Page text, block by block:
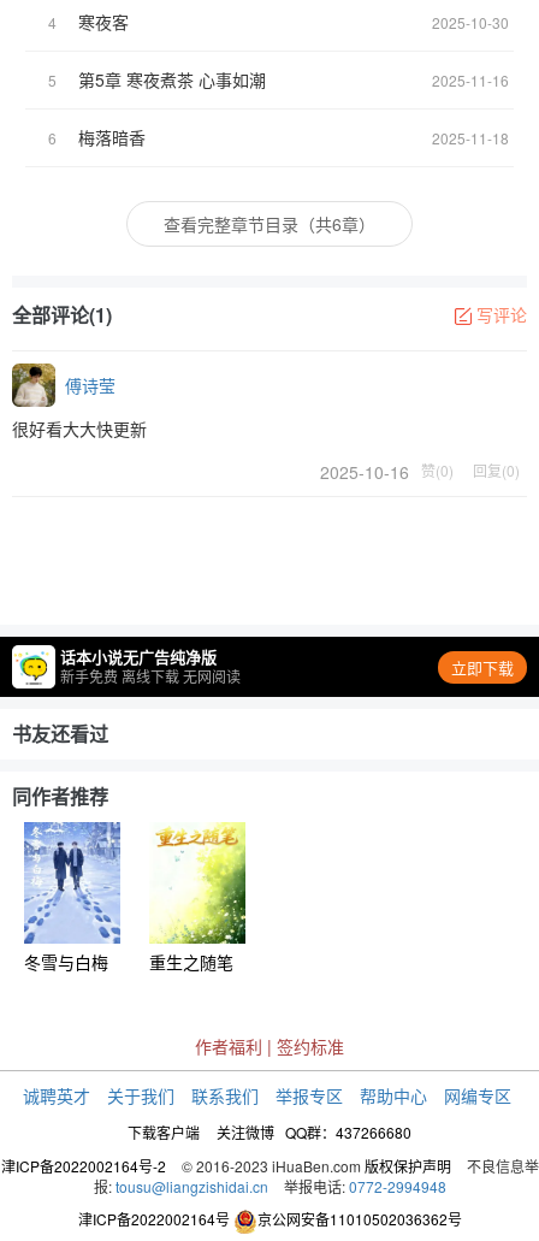
4 寒夜客 2025-10-30
5 第5章 寒夜煮茶 心事如潮 2025-11-16
6 梅落暗香 2025-11-18
查看完整章节目录（共6章）
全部评论(1) 写评论
傅诗莹
很好看大大快更新
2025-10-16
赞(0) 回复(0)
话本小说无广告纯净版
新手免费 离线下载 无网阅读 立即下载
书友还看过
同作者推荐
冬雪与白梅 重生之随笔
作者福利 | 签约标准
诚聘英才 关于我们 联系我们 举报专区 帮助中心 网编专区
下载客户端 关注微博 QQ群：437266680
津ICP备2022002164号-2
© 2016-2023 iHuaBen.com 版权保护声明
不良信息举
报: tousu@liangzishidai.cn 举报电话: 0772-2994948
津ICP备2022002164号
京公网安备11010502036362号